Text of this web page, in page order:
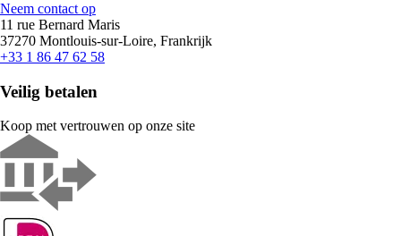
Neem contact op
11 rue Bernard Maris
37270 Montlouis-sur-Loire, Frankrijk
+33 1 86 47 62 58
Veilig betalen
Koop met vertrouwen op onze site